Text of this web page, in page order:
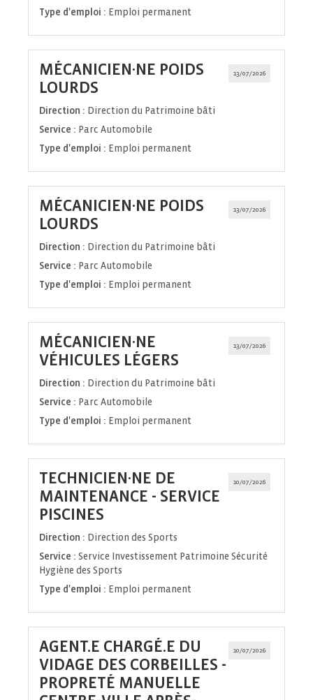
Type d'emploi : Emploi permanent
13/07/2026
MÉCANICIEN·NE POIDS
LOURDS
fenêtre)
Direction : Direction du Patrimoine bâti
Service : Parc Automobile
Type d'emploi : Emploi permanent
13/07/2026
MÉCANICIEN·NE POIDS
LOURDS
fenêtre)
Direction : Direction du Patrimoine bâti
Service : Parc Automobile
Type d'emploi : Emploi permanent
13/07/2026
MÉCANICIEN·NE
VÉHICULES LÉGERS
fenêtre)
Direction : Direction du Patrimoine bâti
Service : Parc Automobile
Type d'emploi : Emploi permanent
10/07/2026
TECHNICIEN·NE DE
MAINTENANCE - SERVICE
PISCINES
fenêtre)
Direction : Direction des Sports
Service : Service Investissement Patrimoine Sécurité
Hygiène des Sports
Type d'emploi : Emploi permanent
10/07/2026
AGENT.E CHARGÉ.E DU
VIDAGE DES CORBEILLES -
PROPRETÉ MANUELLE